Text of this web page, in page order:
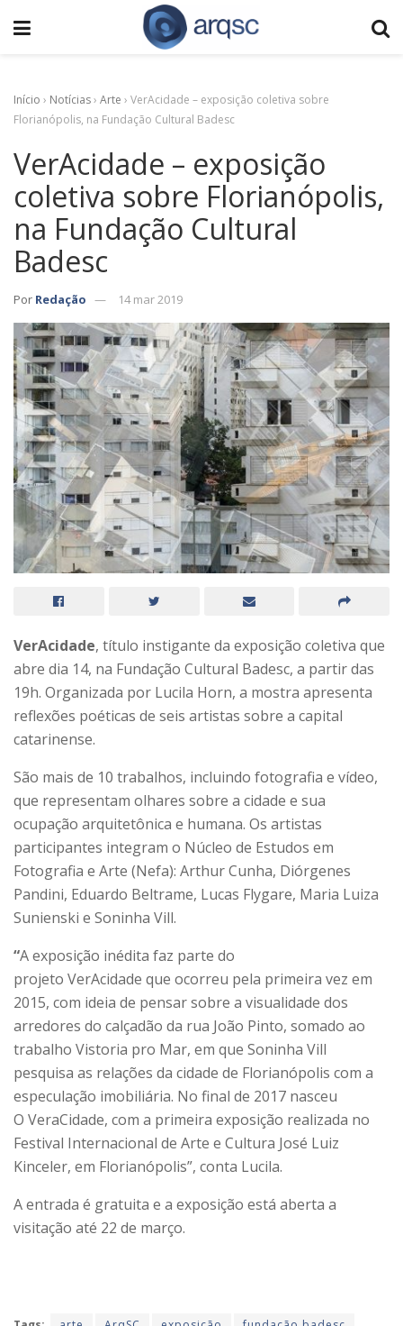
Início › Notícias› Arte › VerAcidade – exposição coletiva sobre
Florianópolis, na Fundação Cultural Badesc
VerAcidade – exposição
coletiva sobre Florianópolis,
na Fundação Cultural
Badesc
Por Redação 14 mar 2019
VerAcidade, título instigante da exposição coletiva que
abre dia 14, na Fundação Cultural Badesc, a partir das
19h. Organizada por Lucila Horn, a mostra apresenta
reflexões poéticas de seis artistas sobre a capital
catarinense.
São mais de 10 trabalhos, incluindo fotografia e vídeo,
que representam olhares sobre a cidade e sua
ocupação arquitetônica e humana. Os artistas
participantes integram o Núcleo de Estudos em
Fotografia e Arte (Nefa): Arthur Cunha, Diórgenes
Pandini, Eduardo Beltrame, Lucas Flygare, Maria Luiza
Sunienski e Soninha Vill.
“A exposição inédita faz parte do
projeto VerAcidade que ocorreu pela primeira vez em
2015, com ideia de pensar sobre a visualidade dos
arredores do calçadão da rua João Pinto, somado ao
trabalho Vistoria pro Mar, em que Soninha Vill
pesquisa as relações da cidade de Florianópolis com a
especulação imobiliária. No final de 2017 nasceu
O VeraCidade, com a primeira exposição realizada no
Festival Internacional de Arte e Cultura José Luiz
Kinceler, em Florianópolis”, conta Lucila.
A entrada é gratuita e a exposição está aberta a
visitação até 22 de março.